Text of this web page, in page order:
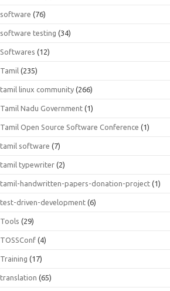
software (76)
software testing (34)
Softwares (12)
Tamil (235)
tamil linux community (266)
Tamil Nadu Government (1)
Tamil Open Source Software Conference (1)
tamil software (7)
tamil typewriter (2)
tamil-handwritten-papers-donation-project (1)
test-driven-development (6)
Tools (29)
TOSSConf (4)
Training (17)
translation (65)